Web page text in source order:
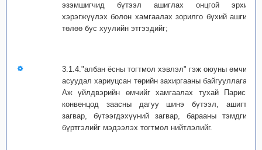
эзэмшигчид бүтээл ашиглах онцгой эрхийг
хэрэгжүүлэх болон хамгаалах зорилго бүхий ашгийн
төлөө бус хуулийн этгээдийг;
3.1.4."албан ёсны тогтмол хэвлэл" гэж оюуны өмчийн
асуудал хариуцсан төрийн захиргааны байгууллагаас
Аж үйлдвэрийн өмчийг хамгаалах тухай Парисын
конвенцод заасны дагуу шинэ бүтээл, ашигтай
загвар, бүтээгдэхүүний загвар, барааны тэмдгийн
бүртгэлийг мэдээлэх тогтмол нийтлэлийг.